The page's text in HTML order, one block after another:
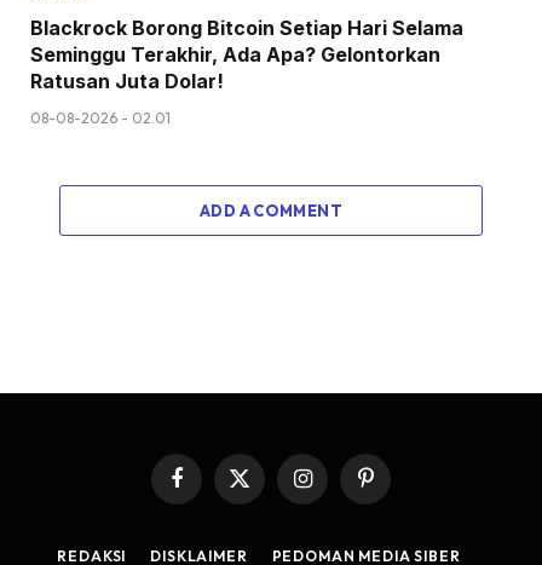
Blackrock Borong Bitcoin Setiap Hari Selama
Seminggu Terakhir, Ada Apa? Gelontorkan
Ratusan Juta Dolar!
08-08-2026 - 02.01
ADD A COMMENT
Facebook
X
(Twitter)
InstagramPinterest
REDAKSI DISKLAIMER PEDOMAN MEDIA SIBER